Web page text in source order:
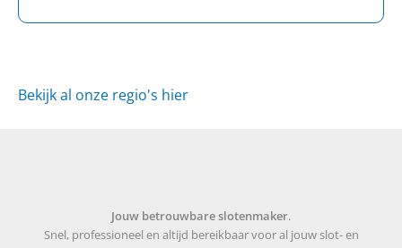
Bekijk al onze regio's hier
Jouw betrouwbare slotenmaker.
Snel, professioneel en altijd bereikbaar voor al jouw slot- en